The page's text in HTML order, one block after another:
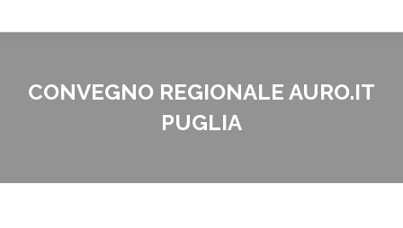
CONVEGNO REGIONALE AURO.IT
PUGLIA